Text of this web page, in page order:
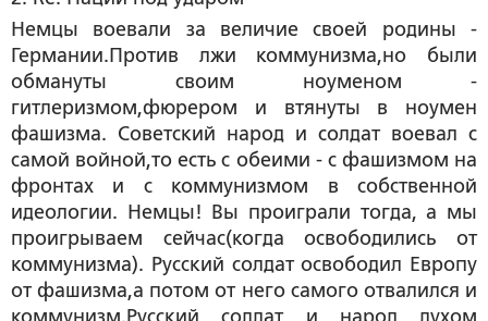
Немцы воевали за величие своей родины -
Германии.Против лжи коммунизма,но были
обмануты своим ноуменом -
гитлеризмом,фюрером и втянуты в ноумен
фашизма. Советский народ и солдат воевал с
самой войной,то есть с обеими - с фашизмом на
фронтах и с коммунизмом в собственной
идеологии. Немцы! Вы проиграли тогда, а мы
проигрываем сейчас(когда освободились от
коммунизма). Русский солдат освободил Европу
от фашизма,а потом от него самого отвалился и
коммунизм.Русский солдат и народ духом